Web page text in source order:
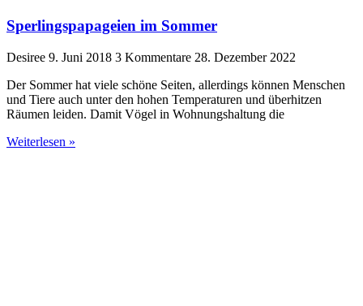
Sperlingspapageien im Sommer
Desiree 9. Juni 2018 3 Kommentare 28. Dezember 2022
Der Sommer hat viele schöne Seiten, allerdings können Menschen
und Tiere auch unter den hohen Temperaturen und überhitzen
Räumen leiden. Damit Vögel in Wohnungshaltung die
Weiterlesen »